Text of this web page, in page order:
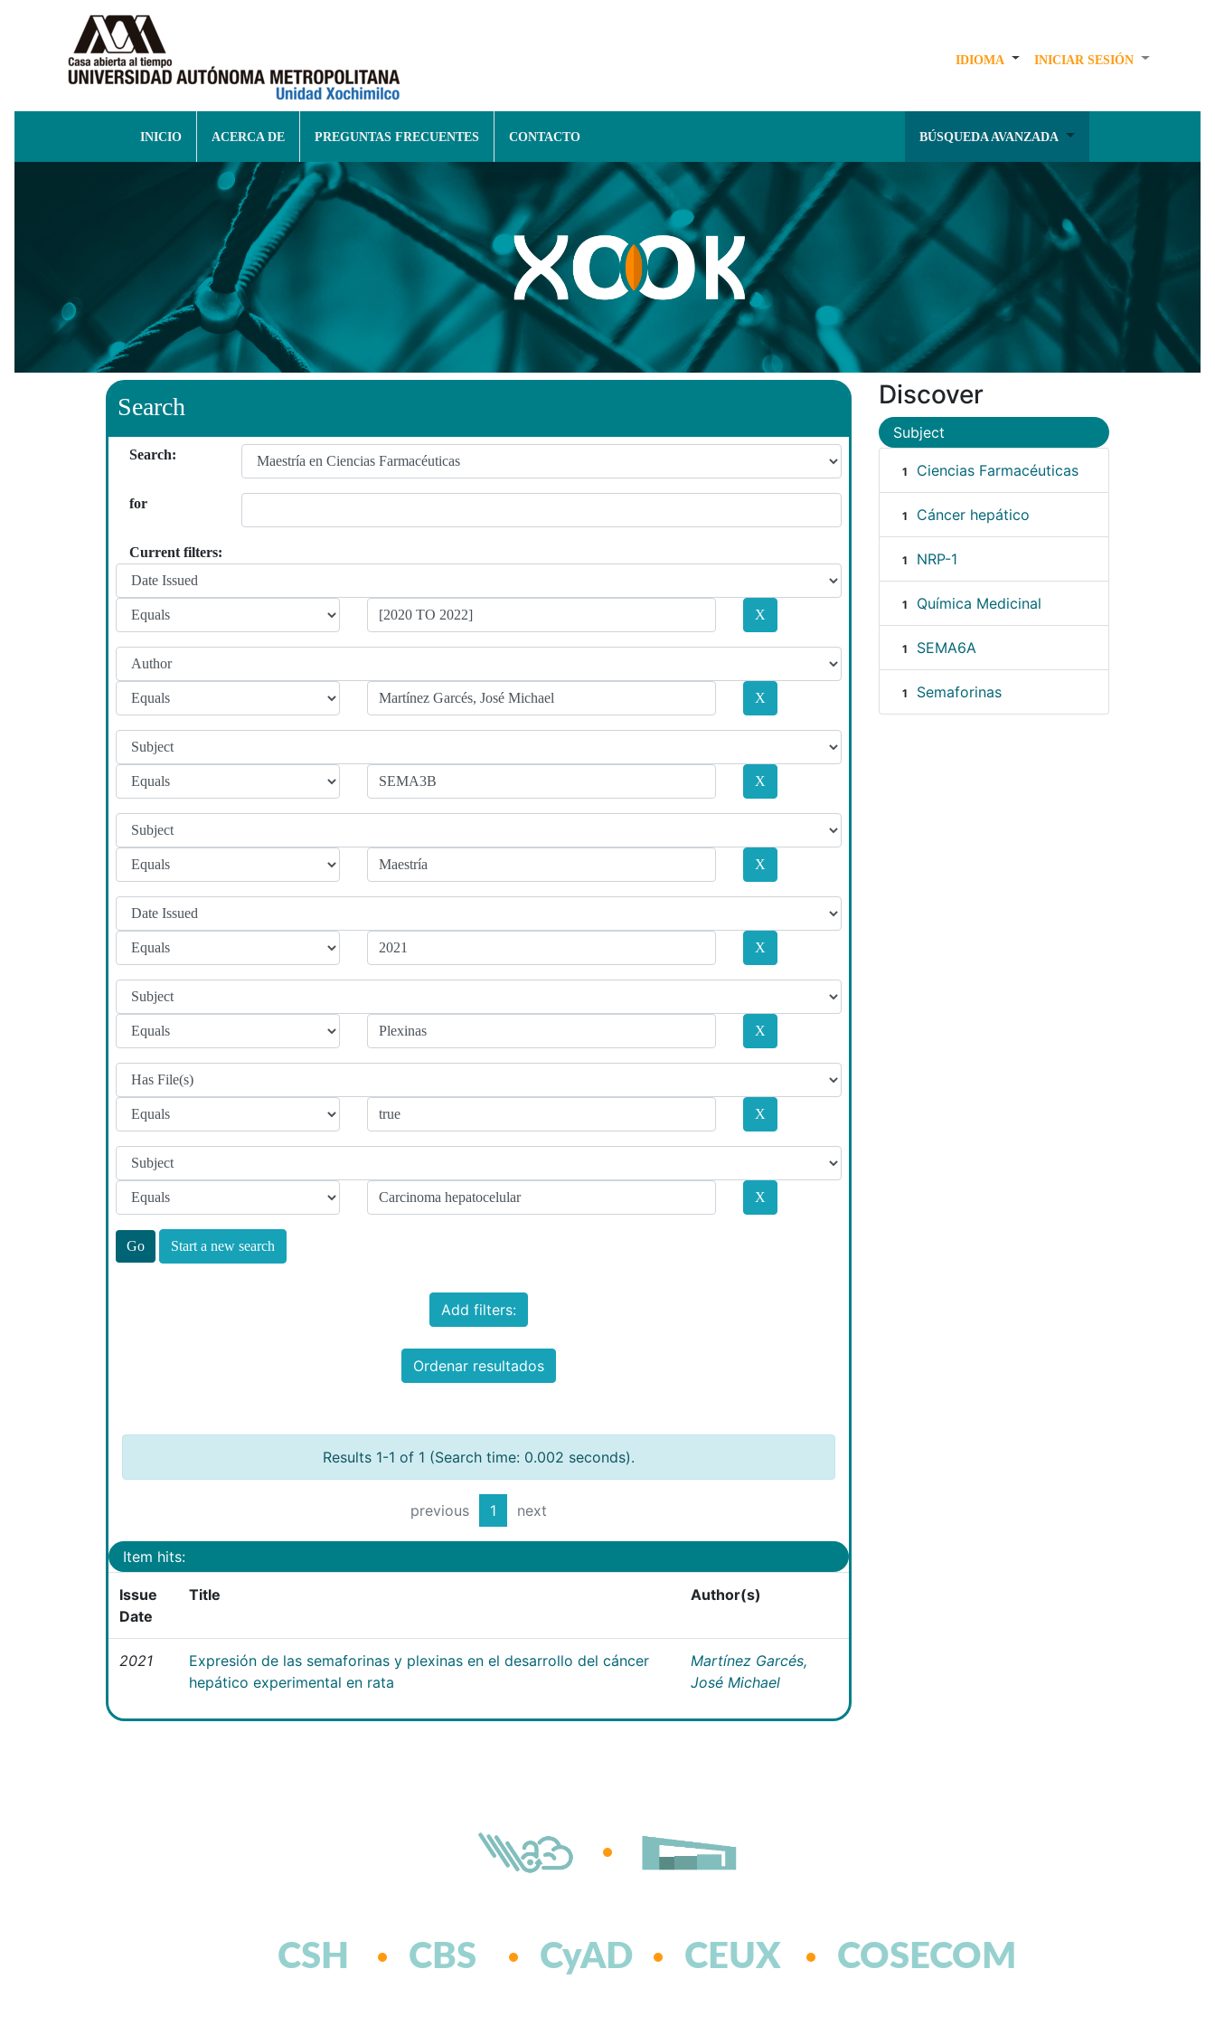
IDIOMA INICIAR SESIÓN
INICIO ACERCA DE PREGUNTAS FRECUENTES CONTACTO BÚSQUEDA AVANZADA
Search
Search:
for
Current filters:
Start a new search
Add filters:
Ordenar resultados
Results 1-1 of 1 (Search time: 0.002 seconds).
previous 1 next
Item hits:
Issue
Date
Title Author(s)
2021
Expresión de las semaforinas y plexinas en el desarrollo del cáncer
hepático experimental en rata
Martínez Garcés,
José Michael
Discover
Subject
1 Ciencias Farmacéuticas
1 Cáncer hepático
1 NRP-1
1 Química Medicinal
1 SEMA6A
1 Semaforinas
CSH CBS CyAD CEUX COSECOM